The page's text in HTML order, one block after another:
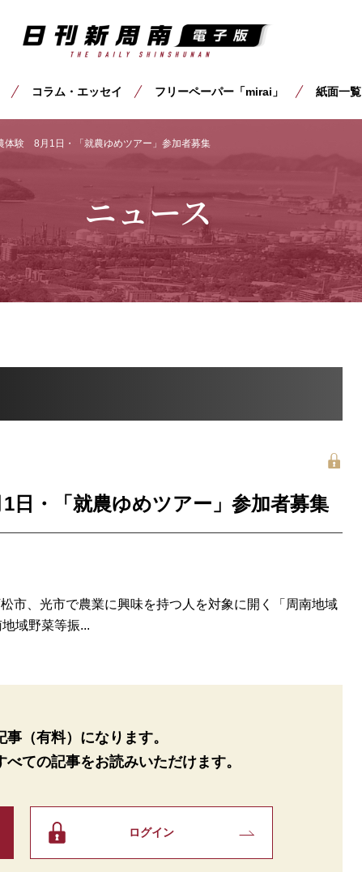
コラム・エッセイ フリーペーパー「mirai」 紙面一覧
体験 8月1日・「就農ゆめツアー」参加者募集
ニュース
日・「就農ゆめツアー」参加者募集
市、光市で農業に興味を持つ人を対象に開く「周南地域
域野菜等振...
（有料）になります。
べての記事をお読みいただけます。
ログイン